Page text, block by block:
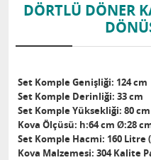
DÖRTLÜ DÖNER
Set Komple Genişliği: 124 cm
Set Komple Derinliği: 33 cm
Set Komple Yüksekliği: 80 cm
Kova Ölçüsü: h:64 cm Ø:28
Set Komple Hacmi: 160 Litre
Kova Malzemesi: 304 Kalite